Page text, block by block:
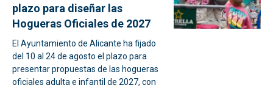
plazo para diseñar las
Hogueras Oficiales de 2027
El Ayuntamiento de Alicante ha fijado
del 10 al 24 de agosto el plazo para
presentar propuestas de las hogueras
oficiales adulta e infantil de 2027, con